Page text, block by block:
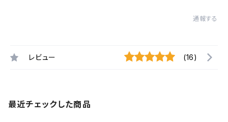
通報する
レビュー (16)
最近チェックした商品